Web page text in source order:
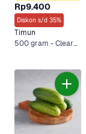
Rp9.400
Diskon s/d 35%
Timun
500 gram - Clearance Sale, 500 gram - Ekonomis +3 Lainnya